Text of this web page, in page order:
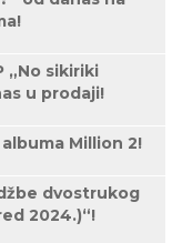
„No sikiriki
u prodaji!
Million 2!
dvostrukog
2024.)“!